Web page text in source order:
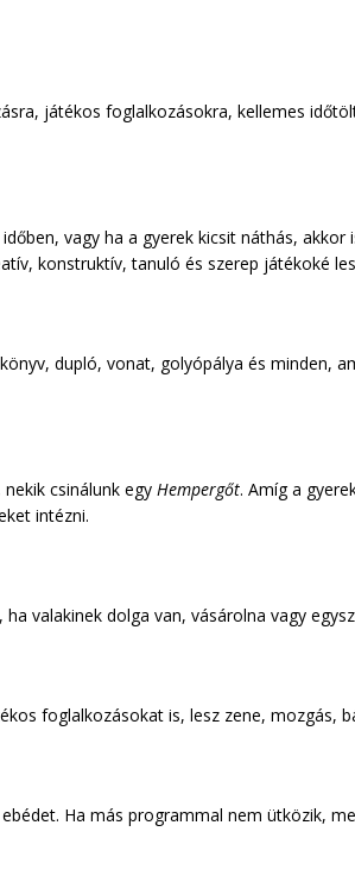
játékos foglalkozásokra, kellemes
vagy ha a gyerek kicsit náthás,
konstruktív, tanuló és szerep játékoké
dupló, vonat, golyópálya és minden,
csinálunk egy Hempergőt. Amíg a
intézni.
valakinek dolga van, vásárolna vagy
foglalkozásokat is, lesz zene, mozgás,
Ha más programmal nem ütközik,